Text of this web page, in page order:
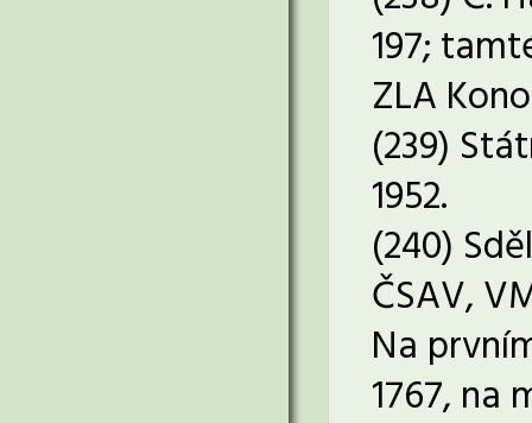
197;
ZLA
(239)
1952.
(240)
ČSAV,
Na
1767, na